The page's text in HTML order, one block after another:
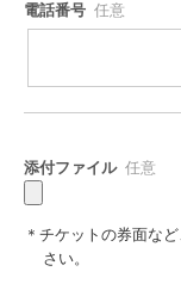
電話番号 任意
添付ファイル 任意
チケットの券面な
さい。